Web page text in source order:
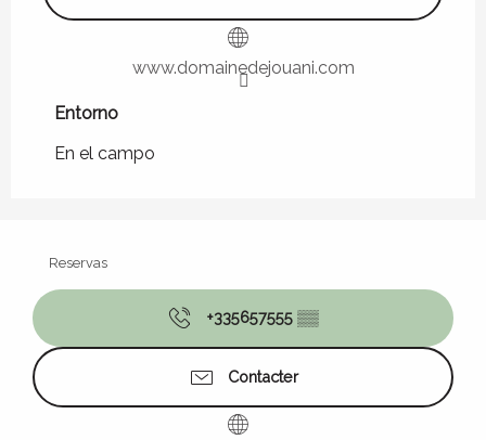
www.domainedejouani.com
Entorno
Entorno
En el campo
Reservas
+335657555 ▒▒
Contacter